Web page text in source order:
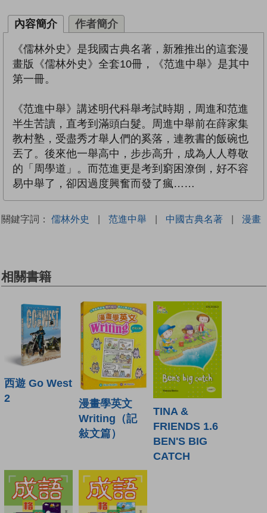
內容簡介 作者簡介
《儒林外史》是我國古典名著，新雅推出的這套漫
畫版《儒林外史》全套10冊，《范進中舉》是其中
第一冊。
《范進中舉》講述明代科舉考試時期，周進和范進
半生苦讀，直考到滿頭白髮。周進中舉前在薛家集
教村塾，受盡秀才舉人們的奚落，連教書的飯碗也
丟了。後來他一舉高中，步步高升，成為人人尊敬
的「周學道」。而范進更是考到窮困潦倒，好不容
易中舉了，卻因過度興奮而發了瘋……
關鍵字詞： 儒林外史 | 范進中舉 | 中國古典名著 | 漫畫
相關書籍
西遊 Go West
2
漫畫學英文
Writing（記
敍文篇）
TINA &
FRIENDS 1.6
BEN'S BIG
CATCH